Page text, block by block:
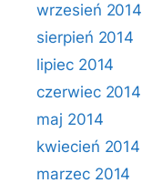
wrzesień 2014
sierpień 2014
lipiec 2014
czerwiec 2014
maj 2014
kwiecień 2014
marzec 2014